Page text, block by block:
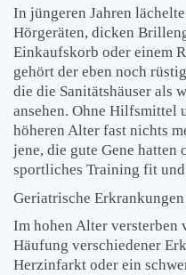
In jüngeren Jahren
Hörgeräten, dicken
Einkaufskorb oder einem
gehört der eben noch
die die Sanitätshäuser als
ansehen. Ohne Hilfsmittel
höheren Alter fast nichts
jene, die gute Gene hatten
sportliches Training fit
Geriatrische
Im hohen Alter versterben
Häufung verschiedener
Herzinfarkt oder ein